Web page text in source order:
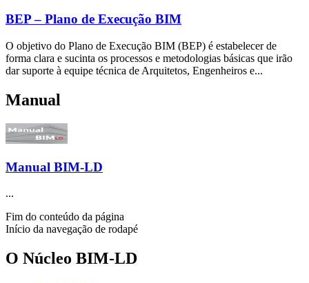
BEP – Plano de Execução BIM
O objetivo do Plano de Execução BIM (BEP) é estabelecer de
forma clara e sucinta os processos e metodologias básicas que irão
dar suporte à equipe técnica de Arquitetos, Engenheiros e...
Manual
Manual BIM-LD
...
Fim do conteúdo da página
Início da navegação de rodapé
O Núcleo BIM-LD